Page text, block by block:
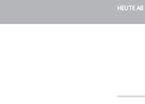
HEUTE AB